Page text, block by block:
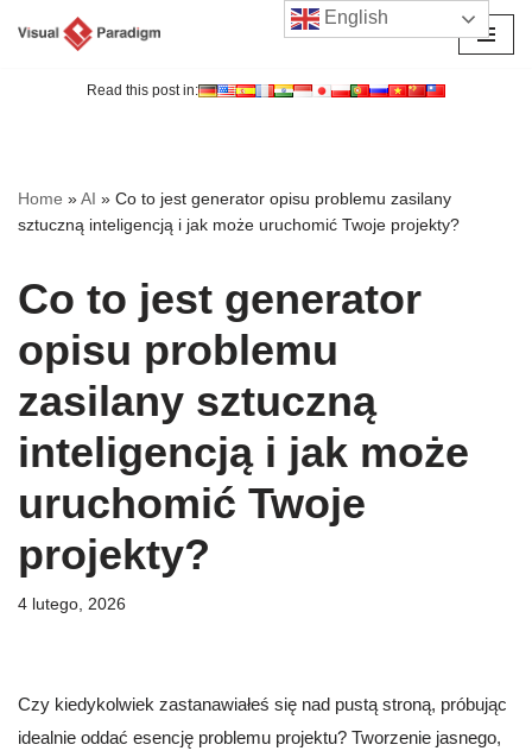
Read this post in:
Home »AI » Co to jest generator opisu problemu zasilany
sztuczną inteligencją i jak może uruchomić Twoje projekty?
Co to jest generator
opisu problemu
zasilany sztuczną
inteligencją i jak może
uruchomić Twoje
projekty?
4 lutego, 2026
Czy kiedykolwiek zastanawiałeś się nad pustą stroną, próbując
idealnie oddać esencję problemu projektu? Tworzenie jasnego,
English